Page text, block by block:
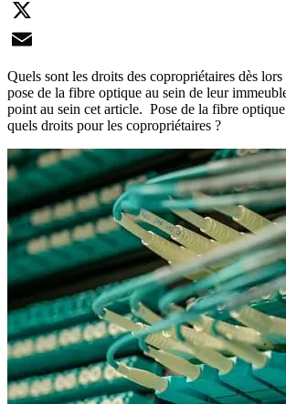
LinkedIn
X
Email
Quels sont les droits des copropriétaires dès
pose de la fibre optique au sein de leur
point au sein cet article. Pose de la fibre
quels droits pour les copropriétaires ?